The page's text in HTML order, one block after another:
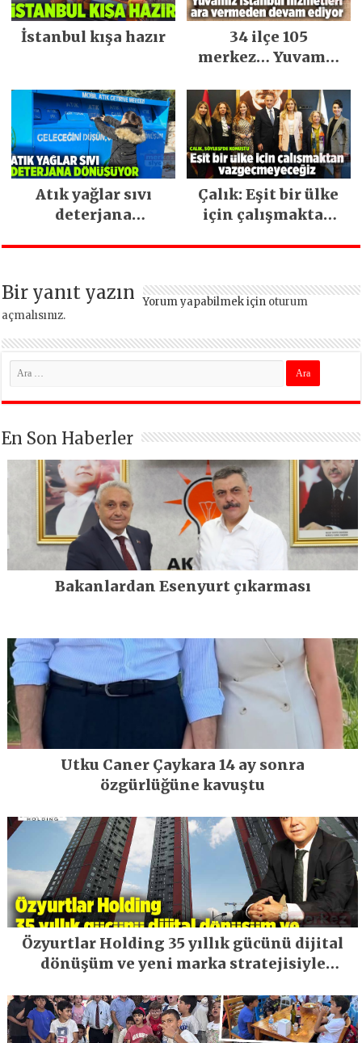
İstanbul kışa hazır
34 ilçe 105
merkez… Yuvamız
ara vermeden
devam ediyor
Atık yağlar sıvı
deterjana
Çalık: Eşit bir ülke
için çalışmaktan
Bir yanıt yazın Yorum yapabilmek için oturum
açmalısınız.
En Son Haberler
Bakanlardan Esenyurt çıkarması
Utku Caner Çaykara 14 ay sonra
özgürlüğüne kavuştu
Özyurtlar Holding 35 yıllık gücünü dijital
dönüşüm ve yeni marka stratejisiyle